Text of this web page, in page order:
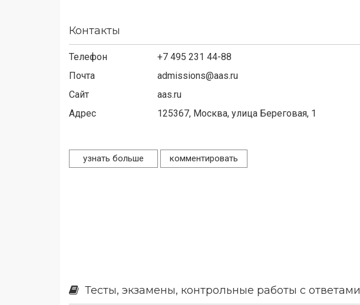
Контакты
Телефон
+7 495 231 44-88
Почта
admissions@aas.ru
Сайт
aas.ru
Адрес
125367, Москва, улица Береговая, 1
узнать больше комментировать
Тесты, экзамены, контрольные работы с ответами